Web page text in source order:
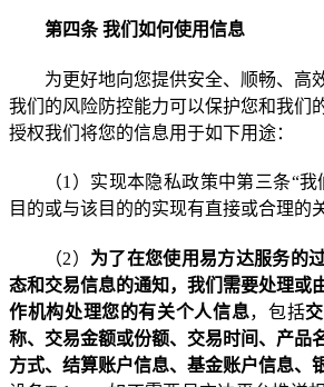
第四条 我们如何使用信息
为更好地向您提供安全、顺畅、高
我们的风险防控能力可以保护您和我们
授权我们将您的信息用于如下用途：
（1）实现本隐私政策中第三条“
目的或与该目的的实现有直接或合理的
（2） 为了在您使用易方达服务的
态和交易信息的通知，我们需要处理或
作机构处理您的有关个人信息，包括
称、交易金额或份额、交易时间、产品
方式、结算账户信息、基金账户信息、